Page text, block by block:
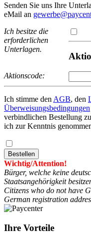
Senden Sie uns Ihre
eMail an
Ich besitze die
erforderlichen
Unterlagen.
Aktionscode:
Ich stimme den AGB, den
Überweisungsbedingungen
verbindlichen Bestellung
ich zur Kenntnis
Wichtig/Attention!
Bürger, welche keine
Staatsangehörigkeit
Citizens who do not have
German registration
Ihre Vorteile